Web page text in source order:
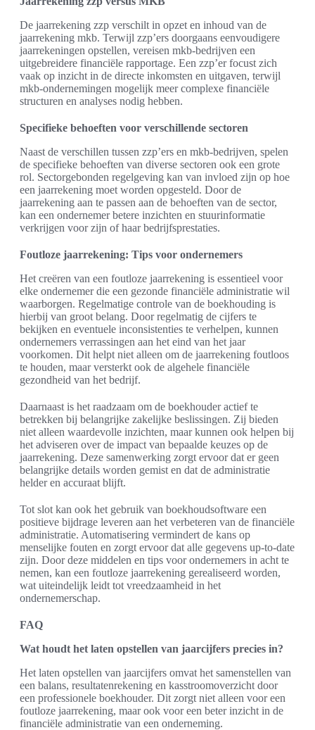
De jaarrekening zzp verschilt in opzet en inhoud van de
jaarrekening mkb. Terwijl zzp’ers doorgaans eenvoudigere
jaarrekeningen opstellen, vereisen mkb-bedrijven een
uitgebreidere financiële rapportage. Een zzp’er focust zich
vaak op inzicht in de directe inkomsten en uitgaven, terwijl
mkb-ondernemingen mogelijk meer complexe financiële
structuren en analyses nodig hebben.
Specifieke behoeften voor verschillende sectoren
Naast de verschillen tussen zzp’ers en mkb-bedrijven, spelen
de specifieke behoeften van diverse sectoren ook een grote
rol. Sectorgebonden regelgeving kan van invloed zijn op hoe
een jaarrekening moet worden opgesteld. Door de
jaarrekening aan te passen aan de behoeften van de sector,
kan een ondernemer betere inzichten en stuurinformatie
verkrijgen voor zijn of haar bedrijfsprestaties.
Foutloze jaarrekening: Tips voor ondernemers
Het creëren van een foutloze jaarrekening is essentieel voor
elke ondernemer die een gezonde financiële administratie wil
waarborgen. Regelmatige controle van de boekhouding is
hierbij van groot belang. Door regelmatig de cijfers te
bekijken en eventuele inconsistenties te verhelpen, kunnen
ondernemers verrassingen aan het eind van het jaar
voorkomen. Dit helpt niet alleen om de jaarrekening foutloos
te houden, maar versterkt ook de algehele financiële
gezondheid van het bedrijf.
Daarnaast is het raadzaam om de boekhouder actief te
betrekken bij belangrijke zakelijke beslissingen. Zij bieden
niet alleen waardevolle inzichten, maar kunnen ook helpen bij
het adviseren over de impact van bepaalde keuzes op de
jaarrekening. Deze samenwerking zorgt ervoor dat er geen
belangrijke details worden gemist en dat de administratie
helder en accuraat blijft.
Tot slot kan ook het gebruik van boekhoudsoftware een
positieve bijdrage leveren aan het verbeteren van de financiële
administratie. Automatisering vermindert de kans op
menselijke fouten en zorgt ervoor dat alle gegevens up-to-date
zijn. Door deze middelen en tips voor ondernemers in acht te
nemen, kan een foutloze jaarrekening gerealiseerd worden,
wat uiteindelijk leidt tot vreedzaamheid in het
ondernemerschap.
FAQ
Wat houdt het laten opstellen van jaarcijfers precies in?
Het laten opstellen van jaarcijfers omvat het samenstellen van
een balans, resultatenrekening en kasstroomoverzicht door
een professionele boekhouder. Dit zorgt niet alleen voor een
foutloze jaarrekening, maar ook voor een beter inzicht in de
financiële administratie van een onderneming.